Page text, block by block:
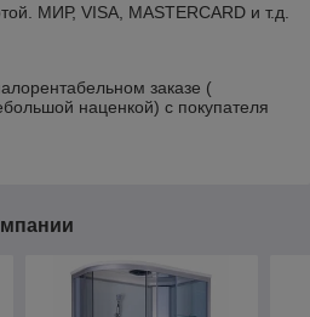
МИР, VISA, MASTERCARD и т.д.
заказе (
наценкой) с покупателя